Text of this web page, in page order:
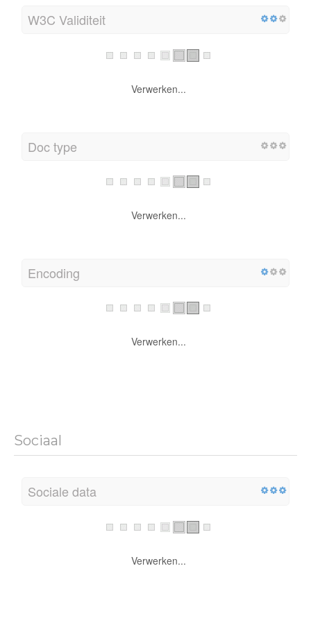
W3C Validiteit
Verwerken...
Doc type
Verwerken...
Encoding
Verwerken...
Sociaal
Sociale data
Verwerken...